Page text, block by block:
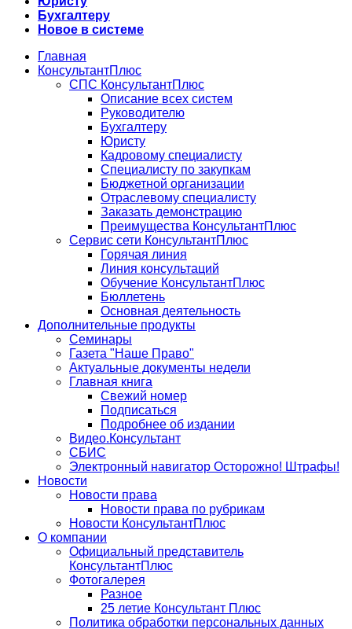
Бухгалтеру
Новое в системе
Главная
КонсультантПлюс
СПС КонсультантПлюс
Описание всех систем
Руководителю
Бухгалтеру
Юристу
Кадровому специалисту
Специалисту по закупкам
Бюджетной организации
Отраслевому специалисту
Заказать демонстрацию
Преимущества КонсультантПлюс
Сервис сети КонсультантПлюс
Горячая линия
Линия консультаций
Обучение КонсультантПлюс
Бюллетень
Основная деятельность
Дополнительные продукты
Семинары
Газета "Наше Право"
Актуальные документы недели
Главная книга
Свежий номер
Подписаться
Подробнее об издании
Видео.Консультант
СБИС
Электронный навигатор Осторожно! Штрафы!
Новости
Новости права
Новости права по рубрикам
Новости КонсультантПлюс
О компании
Официальный представитель
КонсультантПлюс
Фотогалерея
Разное
25 летие Консультант Плюс
Политика обработки персональных данных